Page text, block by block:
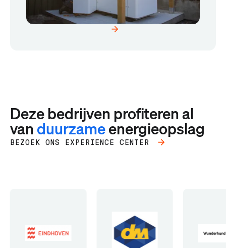
Deze bedrijven profiteren al
van duurzameenergieopslag
BEZOEK ONS EXPERIENCE CENTER